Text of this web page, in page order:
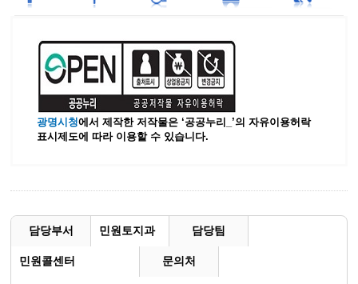
광명시청에서 제작한 저작물은 ‘공공누리_’의 자유이용허락
표시제도에 따라 이용할 수 있습니다.
담당부서 민원토지과 담당팀
민원콜센터 문의처